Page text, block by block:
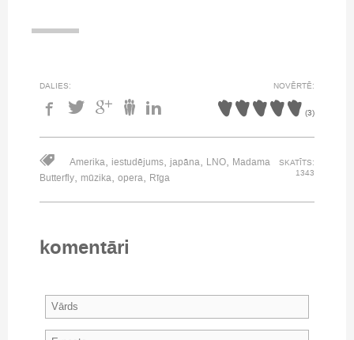
DALIES: NOVĒRTĒ:
(3)
Amerika, iestudējums, japāna, LNO, Madama
Butterfly, mūzika, opera, Rīga
SKATĪTS:
1343
komentāri